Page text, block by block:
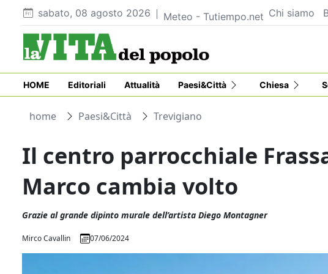
sabato, 08 agosto 2026 Meteo - Tutiempo.net Chi siamo
HOME Editoriali Attualità Paesi&Città Chiesa
home Paesi&Città Trevigiano
Il centro parrocchiale
Marco cambia volto
Grazie al grande dipinto murale dell’artista Diego Montagner
Mirco Cavallin 07/06/2024